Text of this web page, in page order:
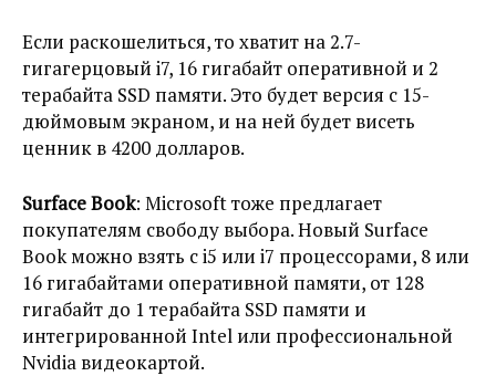
Если раскошелиться, то хватит на 2.7-
гигагерцовый i7, 16 гигабайт оперативной и 2
терабайта SSD памяти. Это будет версия с 15-
дюймовым экраном, и на ней будет висеть
ценник в 4200 долларов.
Surface Book: Microsoft тоже предлагает
покупателям свободу выбора. Новый Surface
Book можно взять с i5 или i7 процессорами, 8 или
16 гигабайтами оперативной памяти, от 128
гигабайт до 1 терабайта SSD памяти и
интегрированной Intel или профессиональной
Nvidia видеокартой.